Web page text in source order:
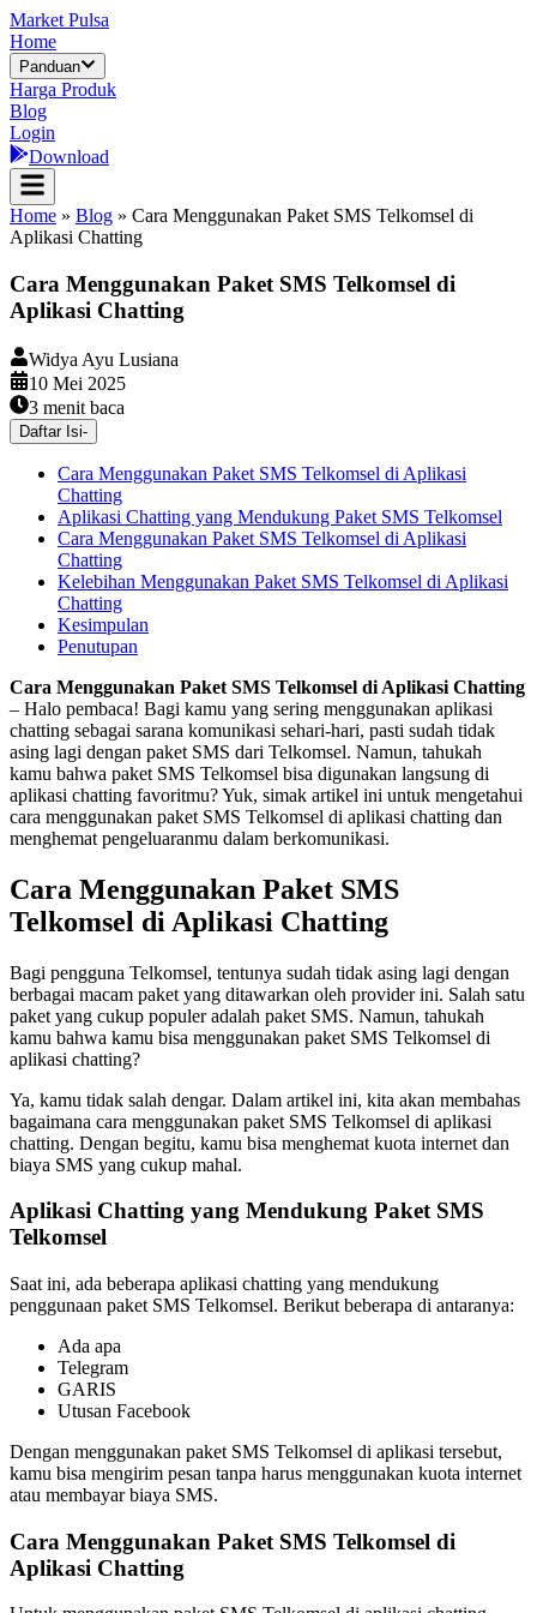
Market Pulsa
Home
Panduan
Harga Produk
Blog
Login
Download
Home » Blog » Cara Menggunakan Paket SMS Telkomsel di
Aplikasi Chatting
Cara Menggunakan Paket SMS Telkomsel di
Aplikasi Chatting
Widya Ayu Lusiana
10 Mei 2025
3 menit baca
Daftar Isi-
Cara Menggunakan Paket SMS Telkomsel di Aplikasi
Chatting
Aplikasi Chatting yang Mendukung Paket SMS Telkomsel
Cara Menggunakan Paket SMS Telkomsel di Aplikasi
Chatting
Kelebihan Menggunakan Paket SMS Telkomsel di Aplikasi
Chatting
Kesimpulan
Penutupan
Cara Menggunakan Paket SMS Telkomsel di Aplikasi Chatting
– Halo pembaca! Bagi kamu yang sering menggunakan aplikasi
chatting sebagai sarana komunikasi sehari-hari, pasti sudah tidak
asing lagi dengan paket SMS dari Telkomsel. Namun, tahukah
kamu bahwa paket SMS Telkomsel bisa digunakan langsung di
aplikasi chatting favoritmu? Yuk, simak artikel ini untuk mengetahui
cara menggunakan paket SMS Telkomsel di aplikasi chatting dan
menghemat pengeluaranmu dalam berkomunikasi.
Cara Menggunakan Paket SMS
Telkomsel di Aplikasi Chatting
Bagi pengguna Telkomsel, tentunya sudah tidak asing lagi dengan
berbagai macam paket yang ditawarkan oleh provider ini. Salah satu
paket yang cukup populer adalah paket SMS. Namun, tahukah
kamu bahwa kamu bisa menggunakan paket SMS Telkomsel di
aplikasi chatting?
Ya, kamu tidak salah dengar. Dalam artikel ini, kita akan membahas
bagaimana cara menggunakan paket SMS Telkomsel di aplikasi
chatting. Dengan begitu, kamu bisa menghemat kuota internet dan
biaya SMS yang cukup mahal.
Aplikasi Chatting yang Mendukung Paket SMS
Telkomsel
Saat ini, ada beberapa aplikasi chatting yang mendukung
penggunaan paket SMS Telkomsel. Berikut beberapa di antaranya:
Ada apa
Telegram
GARIS
Utusan Facebook
Dengan menggunakan paket SMS Telkomsel di aplikasi tersebut,
kamu bisa mengirim pesan tanpa harus menggunakan kuota internet
atau membayar biaya SMS.
Cara Menggunakan Paket SMS Telkomsel di
Aplikasi Chatting